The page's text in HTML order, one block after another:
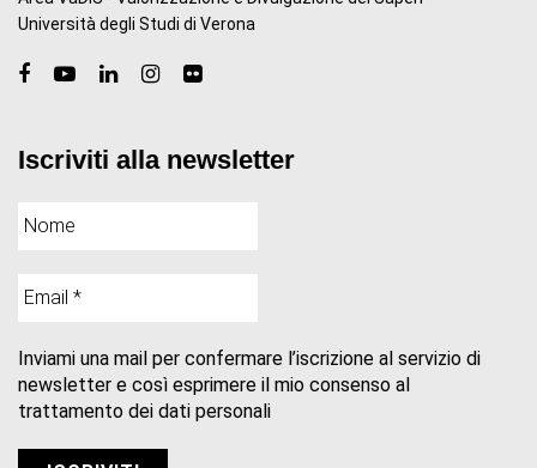
Università degli Studi di Verona
Iscriviti alla newsletter
Inviami una mail per confermare l’iscrizione al servizio di
newsletter e così esprimere il mio consenso al
trattamento dei dati personali